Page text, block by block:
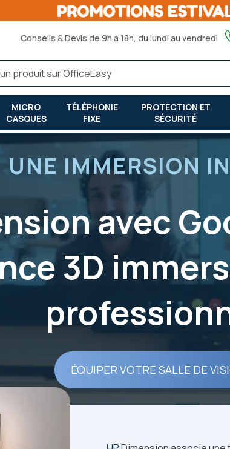
Conseils & Devis de 9h à 18h, du lundi au vendredi
MICRO
CASQUES
TÉLÉPHONIE
FIXE
PROTECTION ET
SÉCURITÉ
3d immersive pour le monde professionnel
UNE IMMERSION
avec
3D
ÉQUIPER VOTRE SALLE DE